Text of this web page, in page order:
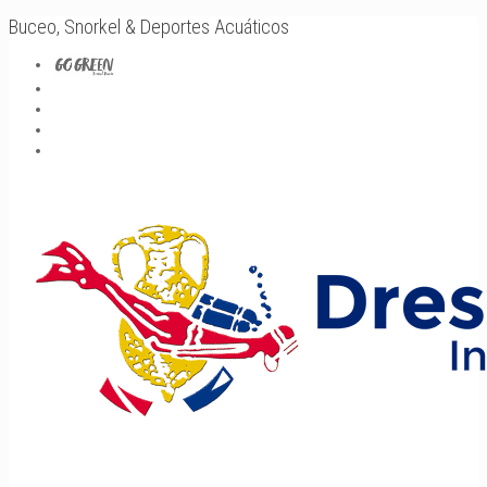
Buceo, Snorkel & Deportes Acuáticos